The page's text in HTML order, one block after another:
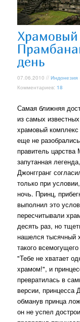
день
07.06.2010 //Индонезия
Комментариев:18
Самая ближняя
из самых
храмовый
еще не
правитель
запутанная
Джонггранг
только при
ночь. Принц,
выполнил это
пересчитывали
десять раз, но
нашелся тысячный
такого
"Тебе не хватает
храмом!", и
превратилась в
версии, принцесса
обманув принца
он не успел